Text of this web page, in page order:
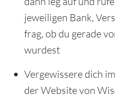
jeweiligen Bank,
frag, ob du gerade
wurdest
Vergewissere dich
der Website von